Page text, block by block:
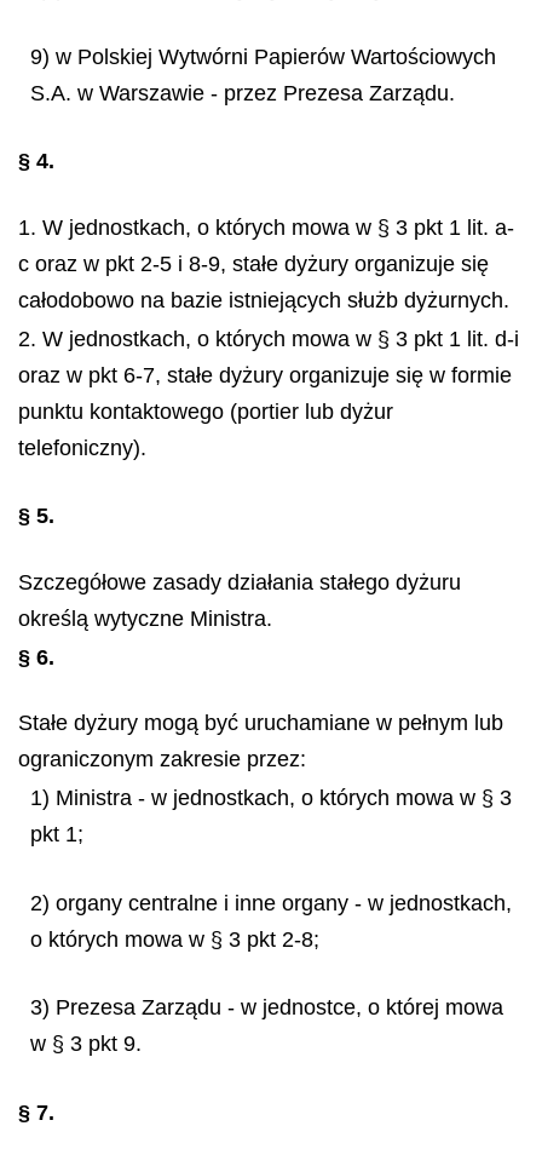
9) w Polskiej Wytwórni Papierów Wartościowych
S.A. w Warszawie - przez Prezesa Zarządu.
§ 4.
1. W jednostkach, o których mowa w § 3 pkt 1 lit. a-
c oraz w pkt 2-5 i 8-9, stałe dyżury organizuje się
całodobowo na bazie istniejących służb dyżurnych.
2. W jednostkach, o których mowa w § 3 pkt 1 lit. d-i
oraz w pkt 6-7, stałe dyżury organizuje się w formie
punktu kontaktowego (portier lub dyżur
telefoniczny).
§ 5.
Szczegółowe zasady działania stałego dyżuru
określą wytyczne Ministra.
§ 6.
Stałe dyżury mogą być uruchamiane w pełnym lub
ograniczonym zakresie przez:
1) Ministra - w jednostkach, o których mowa w § 3
pkt 1;
2) organy centralne i inne organy - w jednostkach,
o których mowa w § 3 pkt 2-8;
3) Prezesa Zarządu - w jednostce, o której mowa
w § 3 pkt 9.
§ 7.